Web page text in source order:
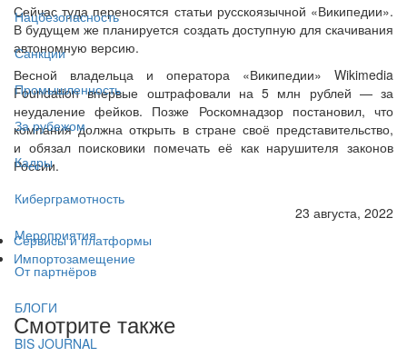
Нацбезопасность
Санкции
Промышленность
За рубежом
Кадры
Киберграмотность
Мероприятия
От партнёров
БЛОГИ
BIS JOURNAL
Сейчас туда переносятся статьи русскоязычной «Википедии».
В будущем же планируется создать доступную для скачивания
автономную версию.
Весной владельца и оператора «Википедии» Wikimedia
Foundation впервые оштрафовали на 5 млн рублей — за
неудаление фейков. Позже Роскомнадзор постановил, что
компания должна открыть в стране своё представительство,
и обязал поисковики помечать её как нарушителя законов
России.
23 августа, 2022
Сервисы и платформы
Импортозамещение
Смотрите также